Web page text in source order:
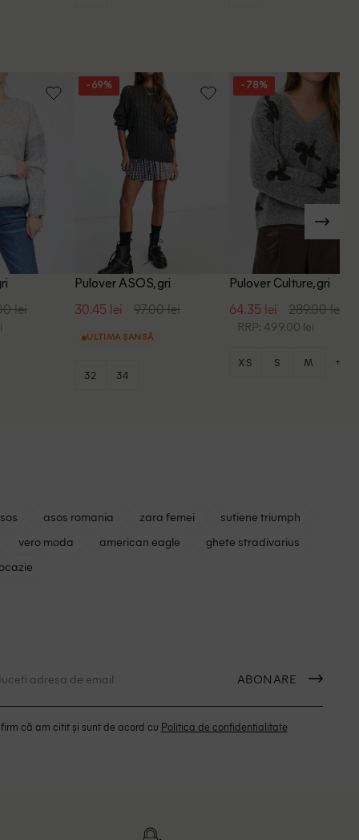
lei
- 69%
Pulover ASOS, gri
30.45 lei 97.00 lei
ULTIMA ȘANSĂ
32 34
- 78%
Pulover Culture, gri
64.35 lei 289.00 lei
RRP: 499.00 lei
XS S M +3
asos romania zara femei
sutiene triumph
vero moda american eagle
ghete stradivarius
ABONARE
că am citit și sunt de acord cu Politica de confidentialitate